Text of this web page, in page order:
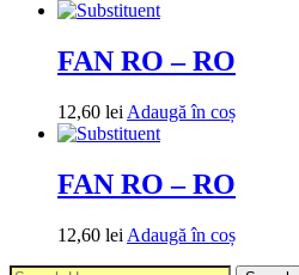
FAN RO – RO
12,60 lei Adaugă în coș
FAN RO – RO
12,60 lei Adaugă în coș